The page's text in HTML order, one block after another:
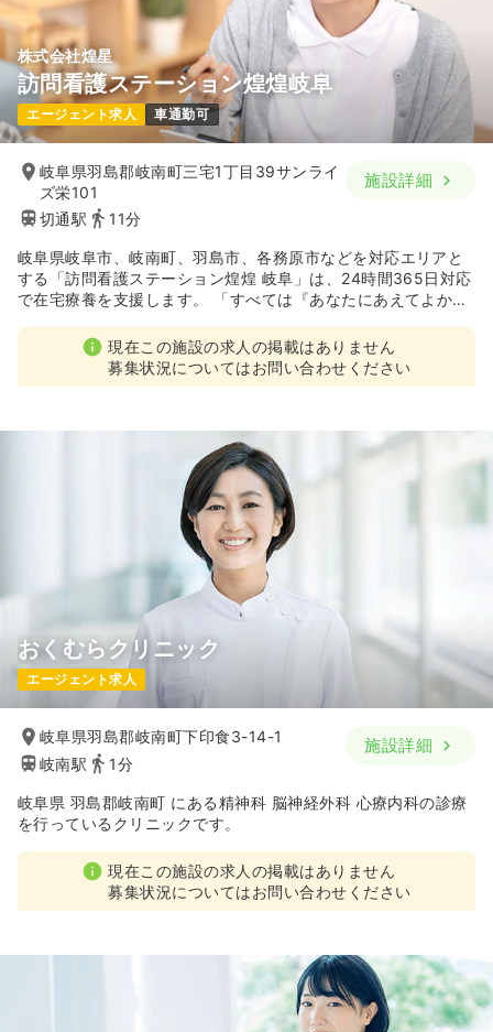
株式会社煌星
訪問看護ステーション煌煌岐阜
エージェント求人 車通勤可
岐阜県羽島郡岐南町三宅1丁目39サンライ
ズ栄101
切通駅
11分
施設詳細
岐阜県岐阜市、岐南町、羽島市、各務原市などを対応エリアと
する「訪問看護ステーション煌煌 岐阜」は、24時間365日対応
で在宅療養を支援します。 「すべては『あなたにあえてよかっ
とご家族様の心の拠り所となる看護を実践したい方に最適な環
現在この施設の求人の掲載はありません
募集状況についてはお問い合わせください
おくむらクリニック
エージェント求人
岐阜県羽島郡岐南町下印食3-14-1
岐南駅
1分
施設詳細
岐阜県 羽島郡岐南町 にある精神科 脳神経外科 心療内科の診療
を行っているクリニックです。
現在この施設の求人の掲載はありません
募集状況についてはお問い合わせください